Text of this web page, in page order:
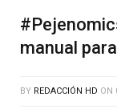
manual
BY REDACCIÓN HD ON